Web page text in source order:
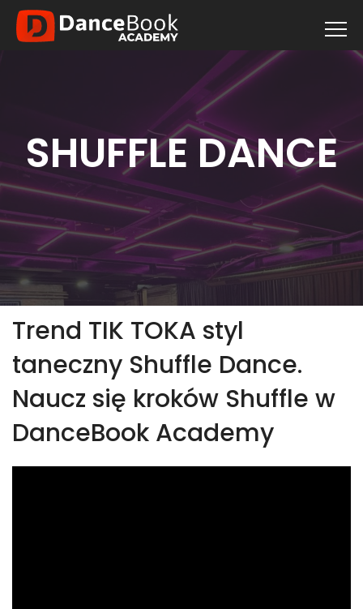
SHUFFLE DANCE
Trend TIK TOKA styl
taneczny Shuffle Dance.
Naucz się kroków Shuffle w
DanceBook Academy